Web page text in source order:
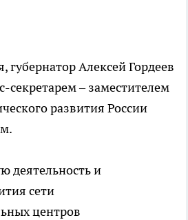
губернатор Алексей Гордеев
секретарем – заместителем
развития России
деятельность и
сети
центров